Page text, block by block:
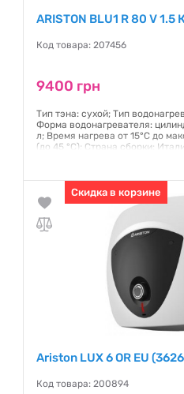
ARISTON BLU1 R 80 V 1.5
Код товара: 207456
9400 грн
Тип тэна: сухой; Тип
Форма водонагревателя:
л; Время нагрева от 15°С до
(до 45 °C); Страна сборки:
Гарантия:24 месяца
Скидка в корзине
Ariston LUX 6 OR EU
Код товара: 200894